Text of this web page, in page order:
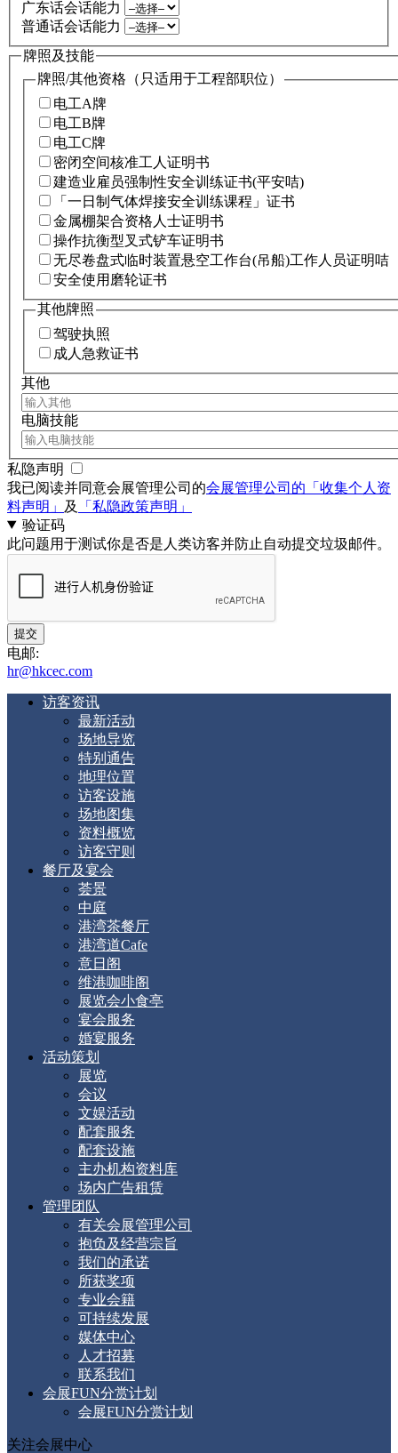
广东话会话能力
普通话会话能力
牌照及技能
牌照/其他资格（只适用于工程部职位）
电工A牌
电工B牌
电工C牌
密闭空间核准工人证明书
建造业雇员强制性安全训练证书(平安咭)
「一日制气体焊接安全训练课程」证书
金属棚架合资格人士证明书
操作抗衡型叉式铲车证明书
无尽卷盘式临时装置悬空工作台(吊船)工作人员证明咭
安全使用磨轮证书
其他牌照
驾驶执照
成人急救证书
其他
电脑技能
私隐声明
我已阅读并同意会展管理公司的会展管理公司的「收集个人资
料声明」
及
「私隐政策声明」
验证码
此问题用于测试你是否是人类访客并防止自动提交垃圾邮件。
电邮:
hr@hkcec.com
访客资讯
最新活动
场地导览
特别通告
地理位置
访客设施
场地图集
资料概览
访客守则
餐厅及宴会
荟景
中庭
港湾茶餐厅
港湾道Cafe
意日阁
维港咖啡阁
展览会小食亭
宴会服务
婚宴服务
活动策划
展览
会议
文娱活动
配套服务
配套设施
主办机构资料库
场内广告租赁
管理团队
有关会展管理公司
抱负及经营宗旨
我们的承诺
所获奖项
专业会籍
可持续发展
媒体中心
人才招募
联系我们
会展FUN分赏计划
会展FUN分赏计划
关注会展中心